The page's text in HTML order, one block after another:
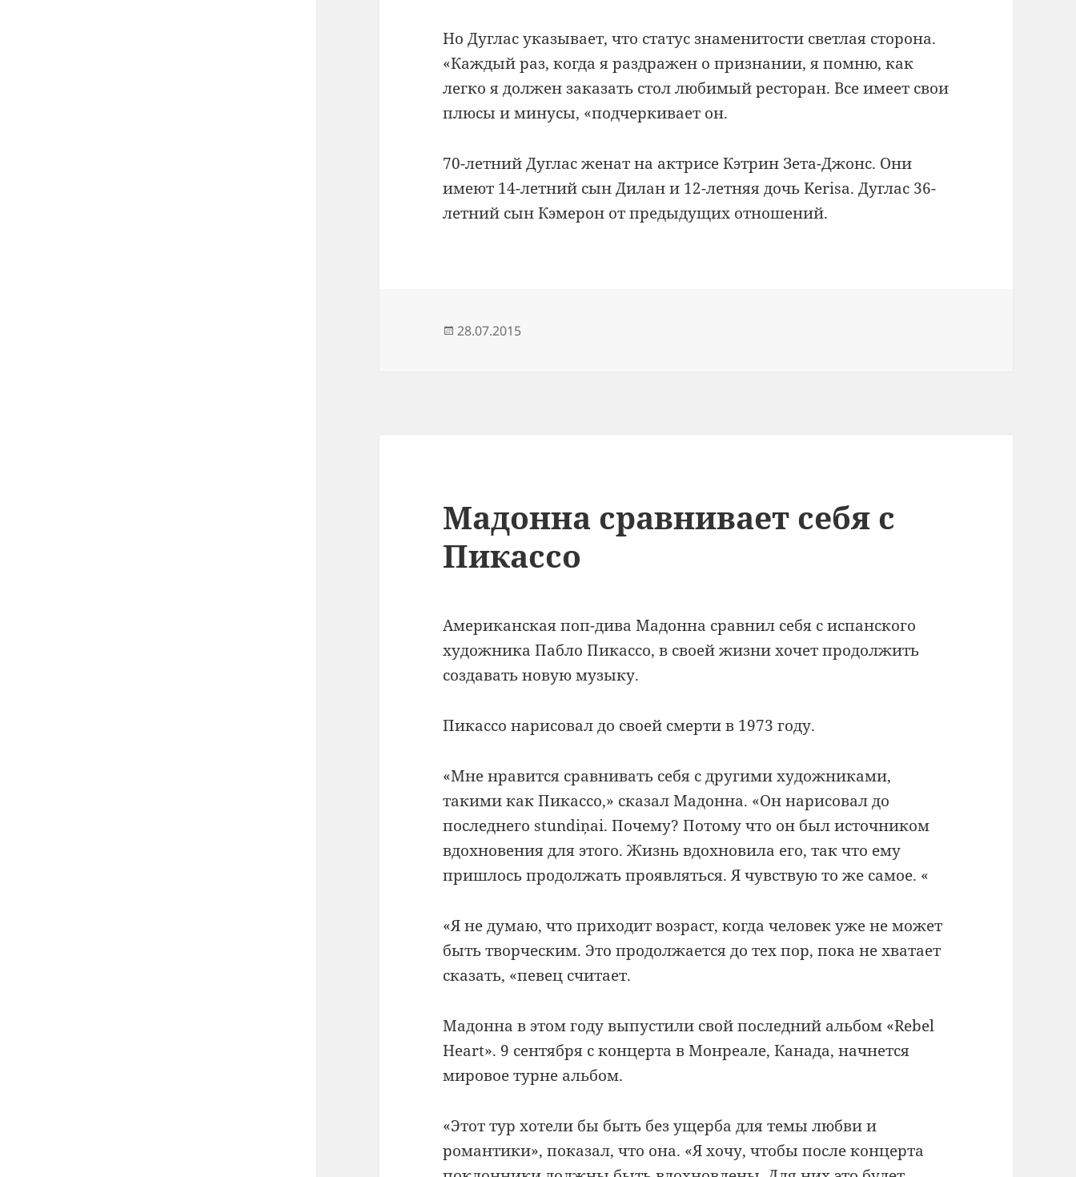
Но Дуглас указывает, что статус знаменитости светлая сторона.
«Каждый раз, когда я раздражен о признании, я помню, как
легко я должен заказать стол любимый ресторан.Все имеет свои
плюсы и минусы, «подчеркивает он.
70-летний Дуглас женат на актрисе Кэтрин Зета-Джонс. Они
имеют 14-летний сын Дилан и 12-летняя дочь Kerisa.Дуглас 36-
летний сын Кэмерон от предыдущих отношений.
Опубликовано
28.07.2015
Мадонна сравнивает себя с
Пикассо
Американская поп-дива Мадонна сравнил себя с испанского
художника Пабло Пикассо, в своей жизни хочет продолжить
создавать новую музыку.
Пикассо нарисовал до своей смерти в 1973 году.
«Мне нравится сравнивать себя с другими художниками,
такими как Пикассо,» сказал Мадонна. «Он нарисовал до
последнего stundiņai.Почему?Потому что он был источником
вдохновения для этого.Жизнь вдохновила его, так что ему
пришлось продолжать проявляться.Я чувствую то же самое. «
«Я не думаю, что приходит возраст, когда человек уже не может
быть творческим. Это продолжается до тех пор, покане хватает
сказать, «певец считает.
Мадонна в этом году выпустили свой последний альбом «Rebel
Heart». 9 сентября с концерта в Монреале, Канада, начнется
мировое турне альбом.
«Этот тур хотели бы быть без ущерба для темы любви и
романтики», показал, что она. «Я хочу, чтобы после концерта